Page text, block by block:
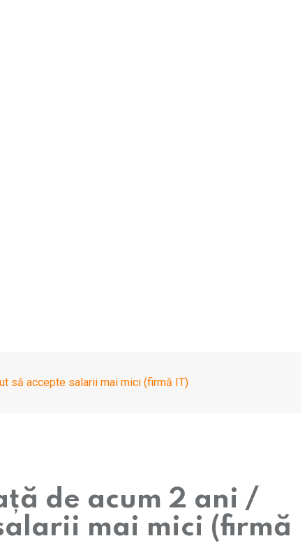
să accepte salarii mai mici (firmă IT)
de acum 2 ani /
mai mici (firmă